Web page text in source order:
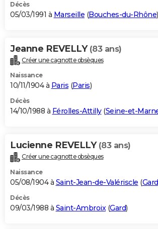
Décès
05/03/1991 à Marseille (Bouches-du-Rhône)
Jeanne REVELLY (83 ans)
Créer une cagnotte obsèques
Naissance
10/11/1904 à Paris (Paris)
Décès
14/10/1988 à Férolles-Attilly(Seine-et-
Lucienne REVELLY (83 ans)
Créer une cagnotte obsèques
Naissance
05/08/1904 à Saint-Jean-de-Valériscle (Gard
Décès
09/03/1988 à Saint-Ambroix(Gard)